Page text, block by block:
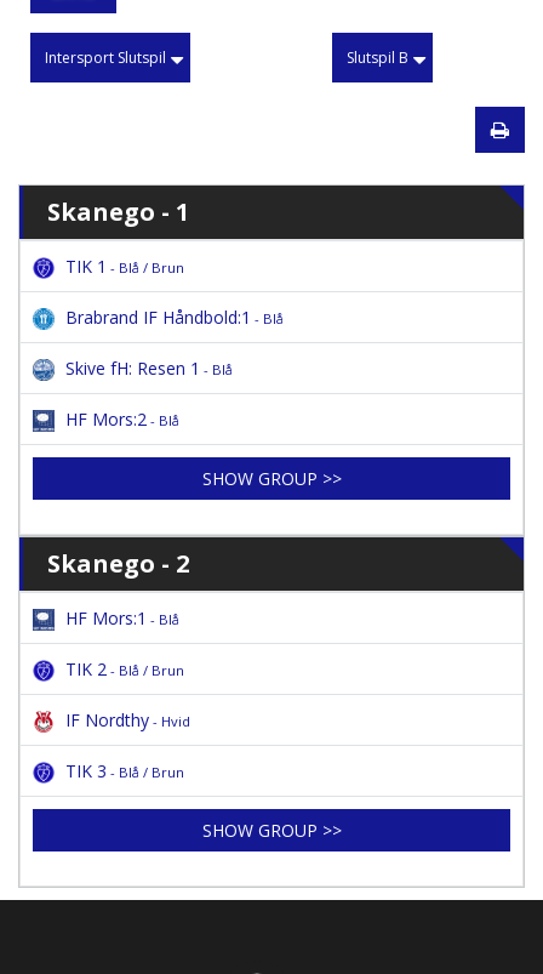
Intersport Slutspil Slutspil B
Skanego - 1
TIK 1 - Blå / Brun
Brabrand IF Håndbold:1 - Blå
Skive fH: Resen 1 - Blå
HF Mors:2 - Blå
SHOW GROUP >>
Skanego - 2
HF Mors:1 - Blå
TIK 2 - Blå / Brun
IF Nordthy - Hvid
TIK 3 - Blå / Brun
SHOW GROUP >>